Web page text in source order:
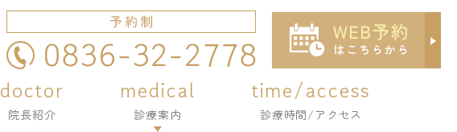
doctor
院長紹介
medical
診療案内
time/access
診療時間/アクセス
doctor
院長紹介
medical
診療案内
time/access
診療時間/アクセス